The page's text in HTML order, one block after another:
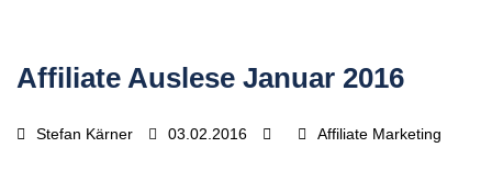
Affiliate Auslese Januar 2016
Stefan Kärner 03.02.2016 Affiliate Marketing